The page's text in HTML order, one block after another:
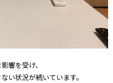
響を受け、
い状況が続いています。